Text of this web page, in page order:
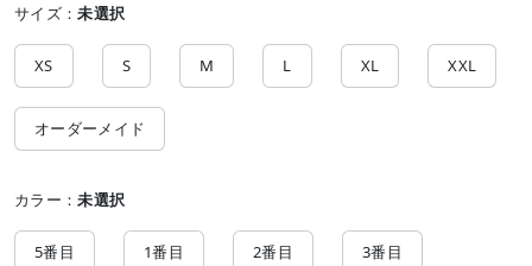
サイズ：未選択
XS S M L XL XXL
オーダーメイド
カラー：未選択
5番目 1番目 2番目 3番目